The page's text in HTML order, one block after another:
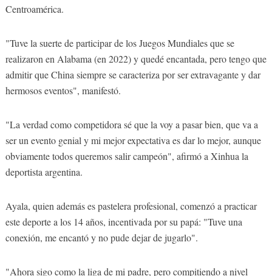
Centroamérica.
"Tuve la suerte de participar de los Juegos Mundiales que se
realizaron en Alabama (en 2022) y quedé encantada, pero tengo que
admitir que China siempre se caracteriza por ser extravagante y dar
hermosos eventos", manifestó.
"La verdad como competidora sé que la voy a pasar bien, que va a
ser un evento genial y mi mejor expectativa es dar lo mejor, aunque
obviamente todos queremos salir campeón", afirmó a Xinhua la
deportista argentina.
Ayala, quien además es pastelera profesional, comenzó a practicar
este deporte a los 14 años, incentivada por su papá: "Tuve una
conexión, me encantó y no pude dejar de jugarlo".
"Ahora sigo como la liga de mi padre, pero compitiendo a nivel